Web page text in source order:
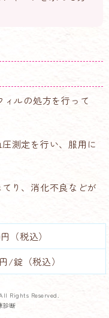
ィルの処方を行って
測定を行い、服用に
り、消化不良などが
（税込）
/錠（税込）
Rights Reserved.
診断